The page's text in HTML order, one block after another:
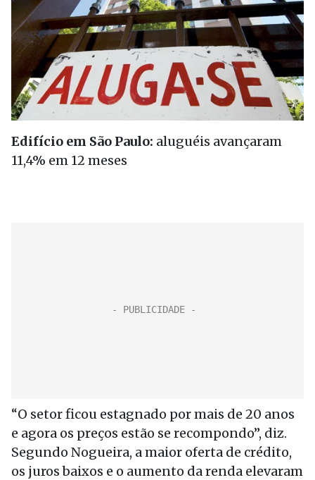
Edifício em São Paulo: aluguéis avançaram
11,4% em 12 meses
“O setor ficou estagnado por mais de 20 anos
e agora os preços estão se recompondo”, diz.
Segundo Nogueira, a maior oferta de crédito,
os juros baixos e o aumento da renda elevaram